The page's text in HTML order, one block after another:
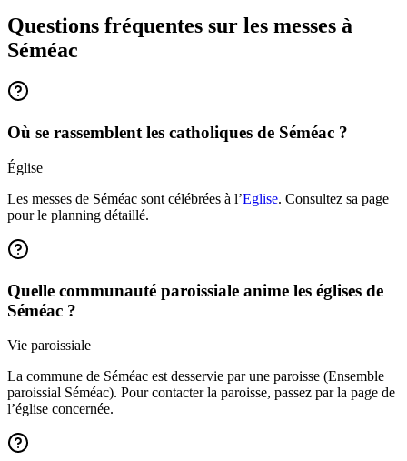
Questions fréquentes sur les messes à
Séméac
Où se rassemblent les catholiques de Séméac ?
Église
Les messes de Séméac sont célébrées à l’Eglise. Consultez sa page
pour le planning détaillé.
Quelle communauté paroissiale anime les églises de
Séméac ?
Vie paroissiale
La commune de Séméac est desservie par une paroisse (Ensemble
paroissial Séméac). Pour contacter la paroisse, passez par la page de
l’église concernée.